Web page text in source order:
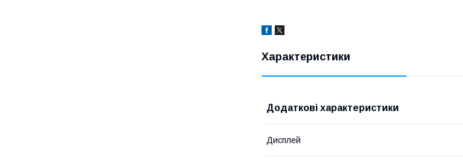
Характеристики
Додаткові характеристики
Дисплей